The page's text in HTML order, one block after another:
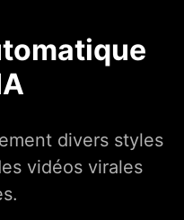
divers styles
vidéos virales